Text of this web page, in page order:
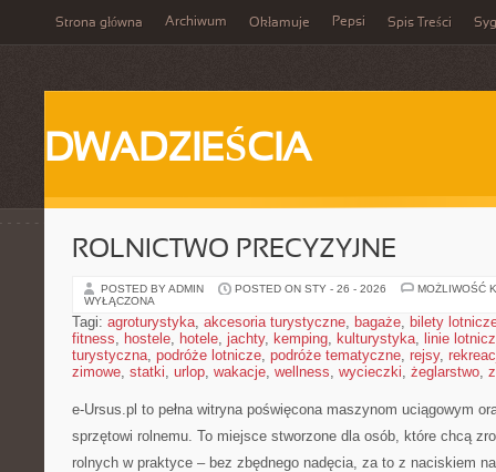
Strona główna Archiwum Okłamuje Pepsi Spis Treści
DWADZIEŚCIA
ROLNICTWO PRECYZYJNE
POSTED BY ADMIN POSTED ON STY - 26 - 2026
MOŻLIWOŚĆ
WYŁĄCZONA
Tagi: agroturystyka, akcesoria turystyczne, bagaże, bilety
fitness, hostele, hotele, jachty, kemping, kulturystyka, linie
turystyczna, podróże lotnicze, podróże tematyczne, rejsy,
zimowe, statki, urlop, wakacje, wellness, wycieczki, żeglarstwo,
e-Ursus.pl to pełna witryna poświęcona maszynom uciągowym
sprzętowi rolnemu. To miejsce stworzone dla osób, które chcą
rolnych w praktyce – bez zbędnego nadęcia, za to z naciskiem